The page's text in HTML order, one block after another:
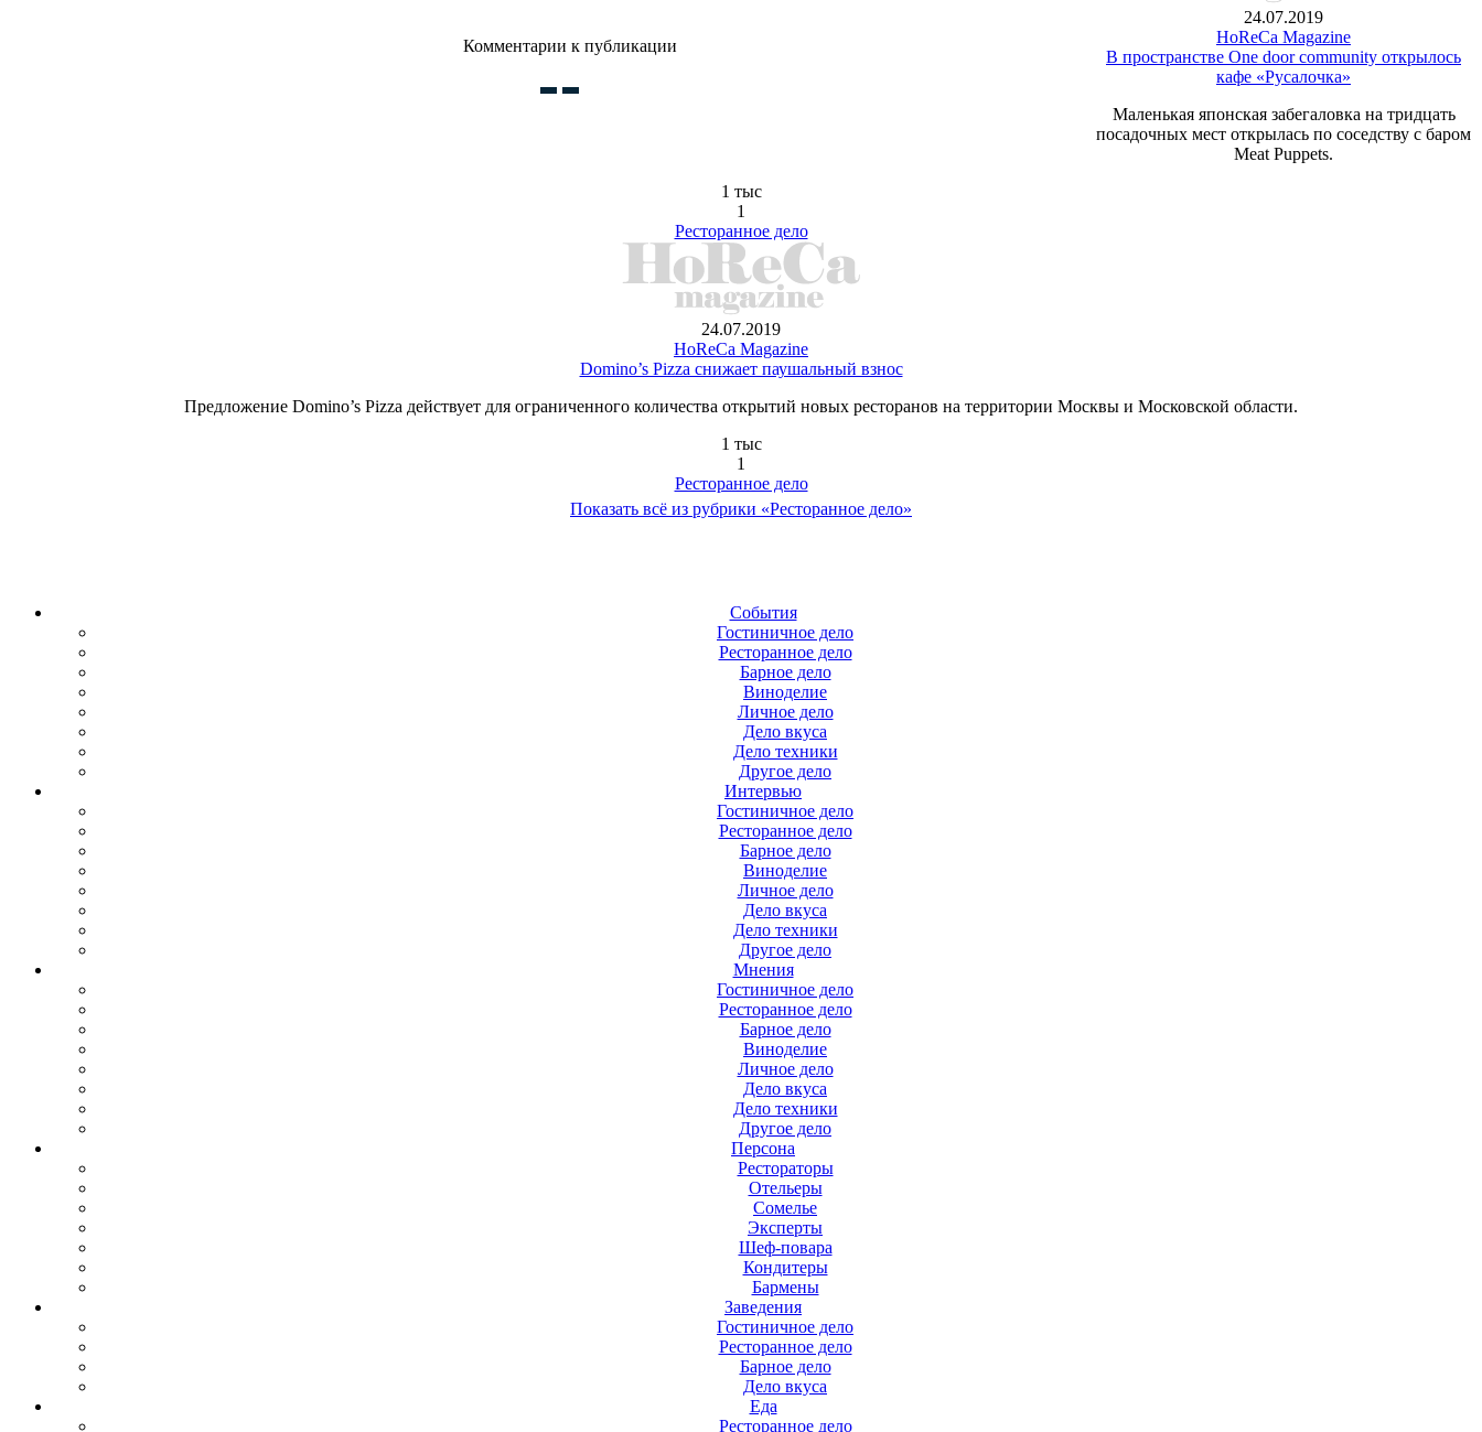
Комментарии к публикации
24.07.2019
HoReCa Magazine
В пространстве One door community открылось
кафе «Русалочка»
Маленькая японская забегаловка на тридцать
посадочных мест открылась по соседству с баром
Meat Puppets.
1 тыс
1
Ресторанное дело
24.07.2019
HoReCa Magazine
Domino’s Pizza снижает паушальный взнос
Предложение Domino’s Pizza действует для ограниченного количества открытий новых ресторанов на территории Москвы и Московской области.
1 тыс
1
Ресторанное дело
Показать всё из рубрики «Ресторанное дело»
События
Гостиничное дело
Ресторанное дело
Барное дело
Виноделие
Личное дело
Дело вкуса
Дело техники
Другое дело
Интервью
Гостиничное дело
Ресторанное дело
Барное дело
Виноделие
Личное дело
Дело вкуса
Дело техники
Другое дело
Мнения
Гостиничное дело
Ресторанное дело
Барное дело
Виноделие
Личное дело
Дело вкуса
Дело техники
Другое дело
Персона
Рестораторы
Отельеры
Сомелье
Эксперты
Шеф-повара
Кондитеры
Бармены
Заведения
Гостиничное дело
Ресторанное дело
Барное дело
Дело вкуса
Еда
Ресторанное дело